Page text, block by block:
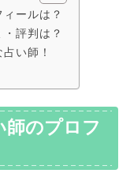
ールは？
評判は？
い師！
師のプロフ